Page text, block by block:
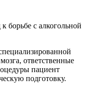
борьбе с алкогольной
ответственные
пациент
подготовку.